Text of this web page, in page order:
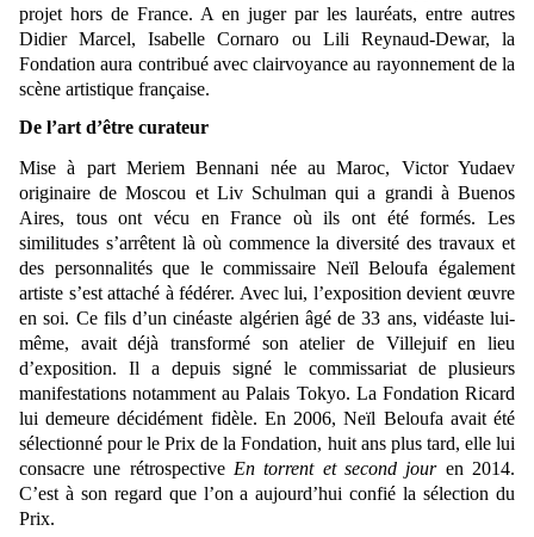
projet hors de France. A en juger par les lauréats, entre autres
Didier Marcel, Isabelle Cornaro ou Lili Reynaud-Dewar, la
Fondation aura contribué avec clairvoyance au rayonnement de la
scène artistique française.
De l’art d’être curateur
Mise à part Meriem Bennani née au Maroc, Victor Yudaev
originaire de Moscou et Liv Schulman qui a grandi à Buenos
Aires, tous ont vécu en France où ils ont été formés. Les
similitudes s’arrêtent là où commence la diversité des travaux et
des personnalités que le commissaire Neïl Beloufa également
artiste s’est attaché à fédérer. Avec lui, l’exposition devient œuvre
en soi. Ce fils d’un cinéaste algérien âgé de 33 ans, vidéaste lui-
même, avait déjà transformé son atelier de Villejuif en lieu
d’exposition. Il a depuis signé le commissariat de plusieurs
manifestations notamment au Palais Tokyo. La Fondation Ricard
lui demeure décidément fidèle. En 2006, Neïl Beloufa avait été
sélectionné pour le Prix de la Fondation, huit ans plus tard, elle lui
consacre une rétrospective En torrent et second jouren 2014.
C’est à son regard que l’on a aujourd’hui confié la sélection du
Prix.